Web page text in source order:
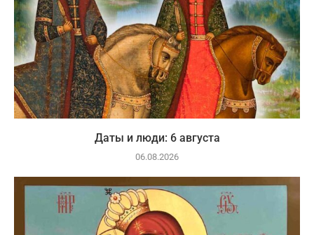
Даты и люди: 6 августа
06.08.2026